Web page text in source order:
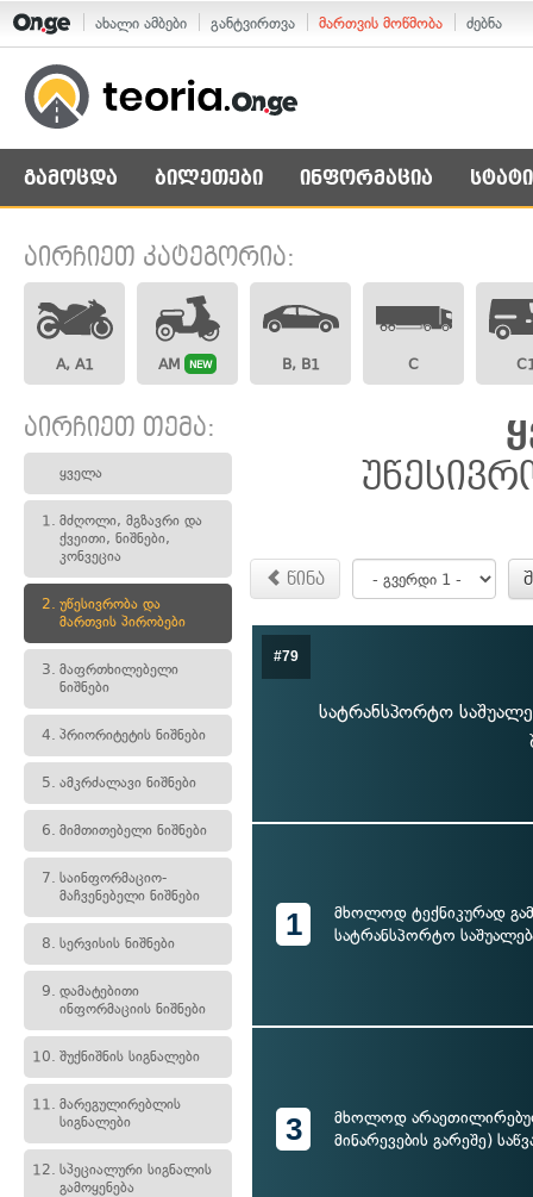
ახალი ამბები განტვირთვა მართვის მოწმობა ძებნა
გამოცდა ბილეთები ინფორმაცია
აირჩიეთ კატეგორია:
A, A1 AM NEW B, B1 C
აირჩიეთ თემა:
ყველა
1. მძღოლი, მგზავრი და
ქვეითი, ნიშნები,
კონვეცია
2. უწესივრობა და
მართვის პირობები
3. მაფრთხილებელი
ნიშნები
4. პრიორიტეტის ნიშნები
5. ამკრძალავი ნიშნები
6. მიმთითებელი ნიშნები
7. საინფორმაციო-
მაჩვენებელი ნიშნები
8. სერვისის ნიშნები
9. დამატებითი
ინფორმაციის ნიშნები
10. შუქნიშნის სიგნალები
11. მარეგულირებლის
სიგნალები
12. სპეციალური სიგნალის
გამოყენება
წინა
#79
სატრანსპორტო
1
მხოლოდ ტექნიკურად
სატრანსპორტო
3
მხოლოდ
მინარევების გარეშე)